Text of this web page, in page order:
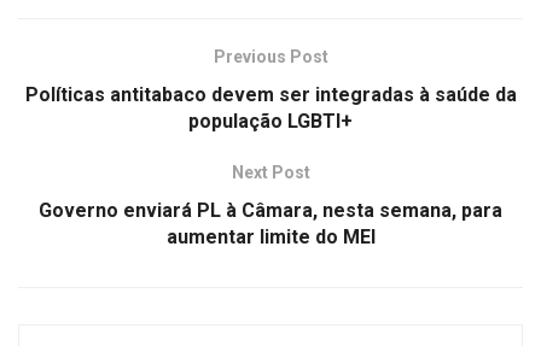
Previous Post
Políticas antitabaco devem ser integradas à saúde da
população LGBTI+
Next Post
Governo enviará PL à Câmara, nesta semana, para
aumentar limite do MEI